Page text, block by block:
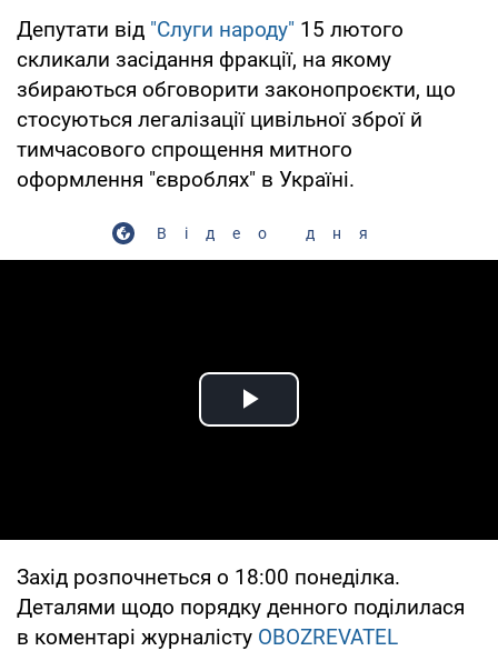
Депутати від "Слуги народу" 15 лютого
скликали засідання фракції, на якому
збираються обговорити законопроєкти, що
стосуються легалізації цивільної зброї й
тимчасового спрощення митного
оформлення "євроблях" в Україні.
Відео дня
Play Video
Захід розпочнеться о 18:00 понеділка.
Деталями щодо порядку денного поділилася
в коментарі журналісту OBOZREVATEL